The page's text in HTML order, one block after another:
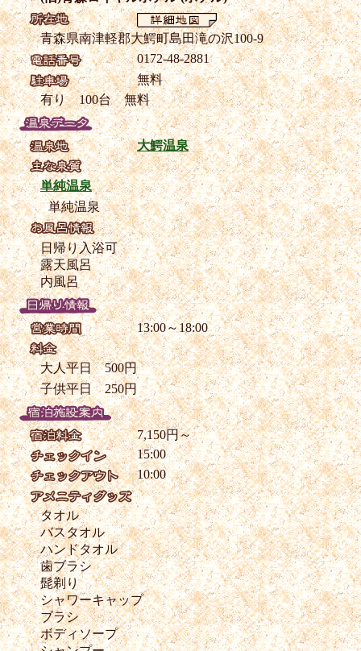
青森県南津軽郡大鰐町島田滝の沢100-9
0172-48-2881
無料
有り 100台 無料
大鰐温泉
単純温泉
単純温泉
日帰り入浴可
露天風呂
内風呂
13:00～18:00
大人平日 500円
子供平日 250円
7,150円～
15:00
10:00
タオル
バスタオル
ハンドタオル
歯ブラシ
髭剃り
シャワーキャップ
ブラシ
ボディソープ